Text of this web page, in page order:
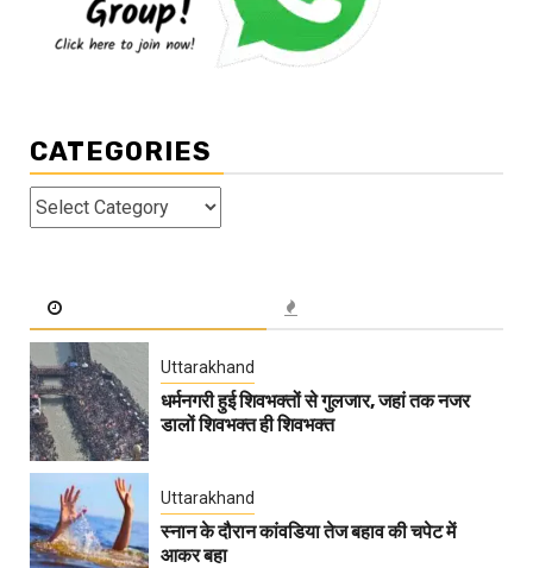
CATEGORIES
Categories
Uttarakhand
धर्मनगरी हुई शिवभक्तों से गुलजार, जहां तक नजर
डालों शिवभक्त ही शिवभक्त
Uttarakhand
स्नान के दौरान कांवडिया तेज बहाव की चपेट में
आकर बहा